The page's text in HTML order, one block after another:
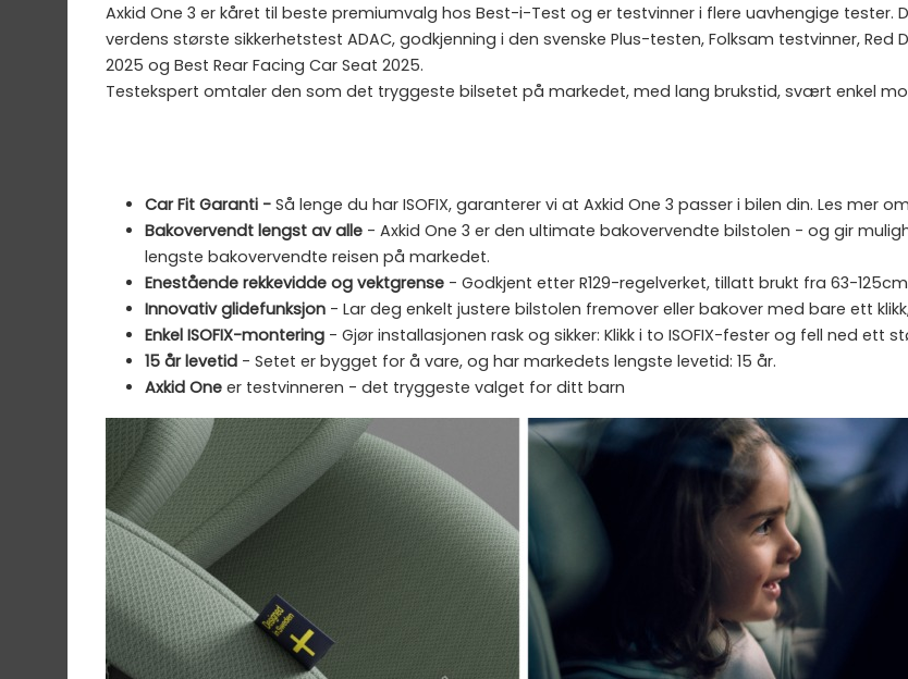
Axkid One 3 er kåret til beste premiumvalg hos Best-i-Test og er testvinner i flere uavhengige tester.
verdens største sikkerhetstest ADAC, godkjenning i den svenske Plus-testen, Folksam testvinner,
2025 og Best Rear Facing Car Seat 2025.
Testekspert omtaler den som det tryggeste bilsetet på markedet, med lang brukstid, svært enkel
Car Fit Garanti - Så lenge du har ISOFIX, garanterer vi at Axkid One 3 passer i bilen din. Les mer
Bakovervendt lengst av alle - Axkid One 3 er den ultimate bakovervendte bilstolen - og gir
lengste bakovervendte reisen på markedet.
Enestående rekkevidde og vektgrense - Godkjent etter R129-regelverket, tillatt brukt fra 63-
Innovativ glidefunksjon - Lar deg enkelt justere bilstolen fremover eller bakover med bare ett
Enkel ISOFIX-montering - Gjør installasjonen rask og sikker: Klikk i to ISOFIX-fester og fell ned ett
15 år levetid - Setet er bygget for å vare, og har markedets lengste levetid: 15 år.
Axkid One er testvinneren - det tryggeste valget for ditt barn